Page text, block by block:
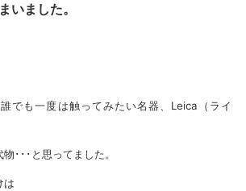
いました。
でも一度は触ってみたい名器、Leica（ライ
･･･と思ってました。
は